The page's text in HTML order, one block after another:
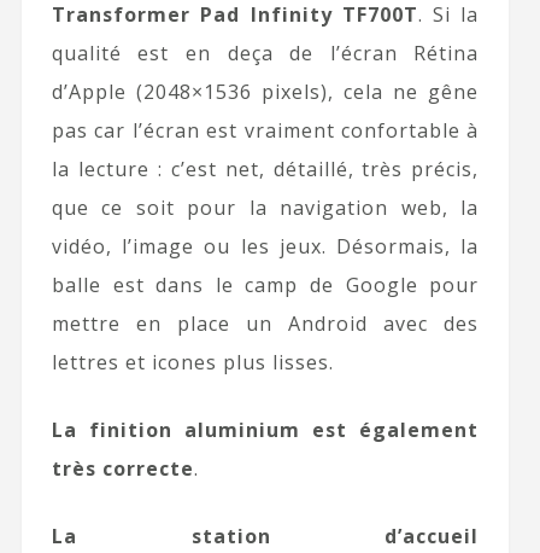
Transformer Pad Infinity TF700T. Si la
qualité est en deça de l’écran Rétina
d’Apple (2048×1536 pixels), cela ne gêne
pas car l’écran est vraiment confortable à
la lecture : c’est net, détaillé, très précis,
que ce soit pour la navigation web, la
vidéo, l’image ou les jeux. Désormais, la
balle est dans le camp de Google pour
mettre en place un Android avec des
lettres et icones plus lisses.
La finition aluminium est également
très correcte.
La station d’accueil